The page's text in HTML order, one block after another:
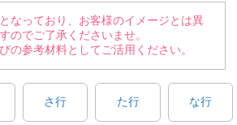
なっており、お客様のイメージとは異
のでご了承くださいませ。
の参考材料としてご活用ください。
さ行 た行 な行